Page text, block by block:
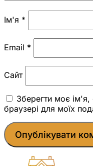
Ім'я *
Email *
Сайт
Зберегти моє
браузері для моїх